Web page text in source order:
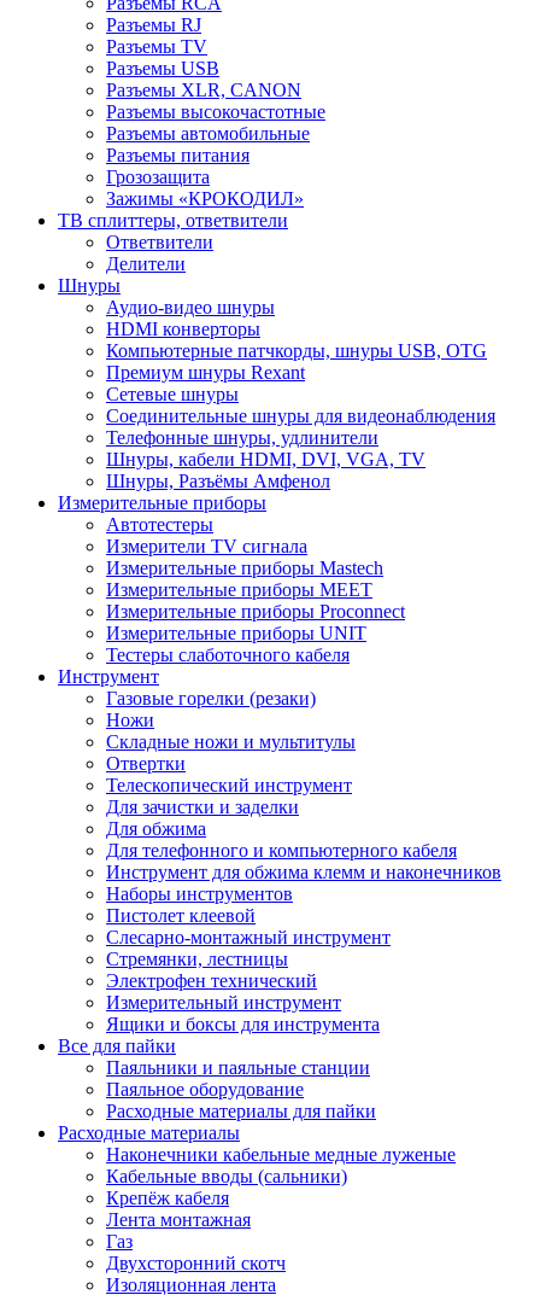
Разъемы RJ
Разъемы TV
Разъемы USB
Разъемы XLR, CANON
Разъемы высокочастотные
Разъемы автомобильные
Разъемы питания
Грозозащита
Зажимы «КРОКОДИЛ»
ТВ сплиттеры, ответвители
Ответвители
Делители
Шнуры
Аудио-видео шнуры
HDMI конверторы
Компьютерные патчкорды, шнуры USB, OTG
Премиум шнуры Rexant
Сетевые шнуры
Соединительные шнуры для видеонаблюдения
Телефонные шнуры, удлинители
Шнуры, кабели HDMI, DVI, VGA, TV
Шнуры, Разъёмы Амфенол
Измерительные приборы
Автотестеры
Измерители TV сигнала
Измерительные приборы Mastech
Измерительные приборы MEET
Измерительные приборы Proconnect
Измерительные приборы UNIT
Тестеры слаботочного кабеля
Инструмент
Газовые горелки (резаки)
Ножи
Складные ножи и мультитулы
Отвертки
Телескопический инструмент
Для зачистки и заделки
Для обжима
Для телефонного и компьютерного кабеля
Инструмент для обжима клемм и наконечников
Наборы инструментов
Пистолет клеевой
Слесарно-монтажный инструмент
Стремянки, лестницы
Электрофен технический
Измерительный инструмент
Ящики и боксы для инструмента
Все для пайки
Паяльники и паяльные станции
Паяльное оборудование
Расходные материалы для пайки
Расходные материалы
Наконечники кабельные медные луженые
Кабельные вводы (сальники)
Крепёж кабеля
Лента монтажная
Газ
Двухсторонний скотч
Изоляционная лента